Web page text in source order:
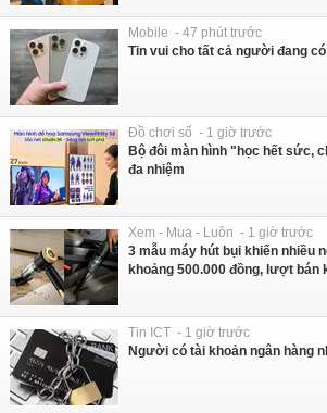
Mobile - 47 phút trước
Tin vui cho tất cả người đang
Đồ chơi số - 1 giờ trước
Bộ đôi màn hình "học hết sức,
đa nhiệm
Xem - Mua - Luôn - 1 giờ trước
3 mẫu máy hút bụi khiến nhiều
khoảng 500.000 đồng, lượt bán
Tin ICT - 1 giờ trước
Người có tài khoản ngân hàng